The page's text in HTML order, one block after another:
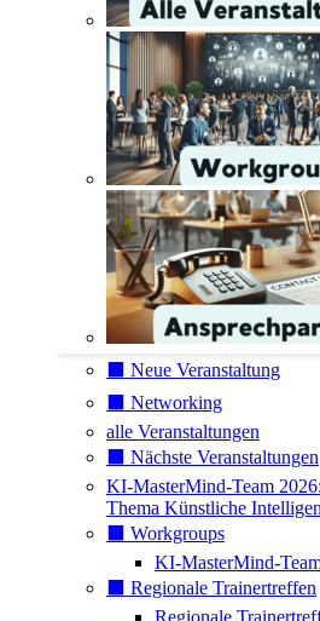
⬛️ Neue Veranstaltung
⬛️ Networking
alle Veranstaltungen
⬛️ Nächste Veranstaltungen
KI-MasterMind-Team
Thema Künstliche
⬛️ Workgroups
KI-MasterMind-
⬛️ Regionale Trainertreffen